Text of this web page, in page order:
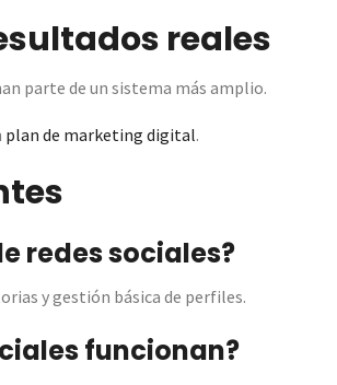
reales
parte de un sistema más amplio.
plan de marketing digital.
redes sociales?
y gestión básica de perfiles.
funcionan?